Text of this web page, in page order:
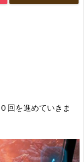
回を進めていきま